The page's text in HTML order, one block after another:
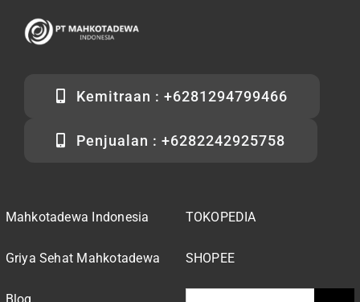
Kemitraan : +6281294799466
Penjualan : +6282242925758
Mahkotadewa Indonesia
Griya Sehat Mahkotadewa
Blog
TOKOPEDIA
SHOPEE